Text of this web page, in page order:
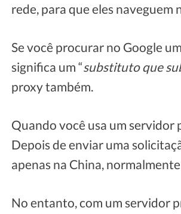
rede, para que eles
Se você procurar no Google
significa um “substituto que
proxy também.
Quando você usa um servidor
Depois de enviar uma
apenas na China,
No entanto, com um servidor